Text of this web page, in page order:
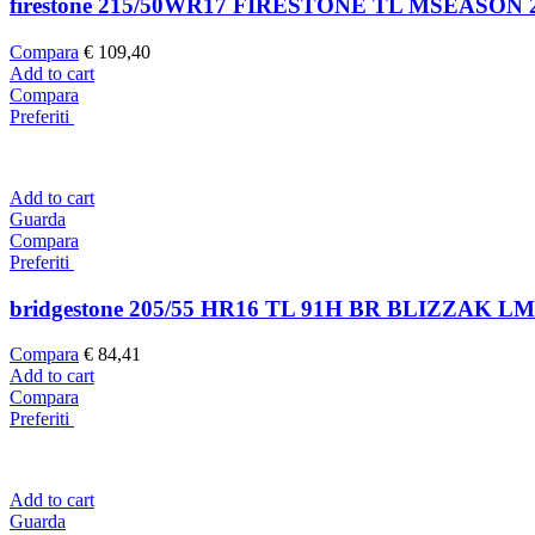
firestone 215/50WR17 FIRESTONE TL MSEASON
Compara € 109,40
Add to cart
Compara
Preferiti
Add to cart
Guarda
Compara
Preferiti
bridgestone 205/55 HR16 TL 91H BR BLIZZAK
Compara € 84,41
Add to cart
Compara
Preferiti
Add to cart
Guarda